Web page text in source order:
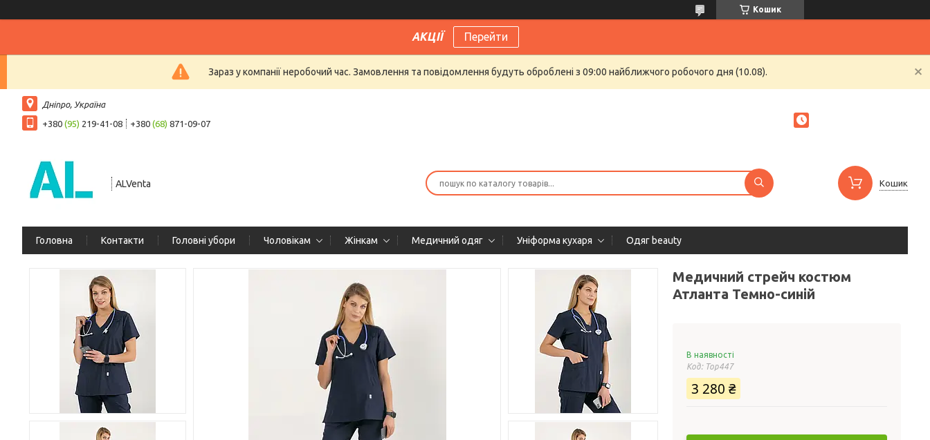
Кошик
АКЦІЇ Перейти
Зараз у компанії неробочий час. Замовлення та повідомлення будуть оброблені з 09:00 найближчого робочого дня (10.08).
Дніпро, Україна
+380 (95) 219-41-08 +380 (68) 871-09-07
ALVenta Кошик
Головна Контакти Головні убори Чоловікам Жінкам Медичний одяг Уніформа кухаря Одяг beauty
Медичний стрейч костюм
Атланта Темно-синій
В наявності
Код: Top447
3 280 ₴